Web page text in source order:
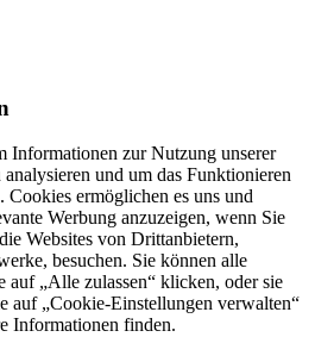
Informationen zur Nutzung unserer
und um das Funktionieren
Cookies ermöglichen es uns und
Werbung anzuzeigen, wenn Sie
Websites von Drittanbietern,
besuchen. Sie können alle
auf „Alle zulassen“ klicken, oder sie
auf „Cookie-Einstellungen verwalten“
Informationen finden.